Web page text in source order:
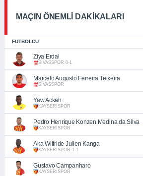
MAÇIN ÖNEMLİ DAKİKALARI
FUTBOLCU
Ziya Erdal
SİVASSPOR 0-1
Marcelo Augusto Ferreira Teixeira
SİVASSPOR
Yaw Ackah
KAYSERİSPOR
Pedro Henrique Konzen Medina da Silva
KAYSERİSPOR
Aka Wilfride Julien Kanga
KAYSERİSPOR 1-1
Gustavo Campanharo
KAYSERİSPOR